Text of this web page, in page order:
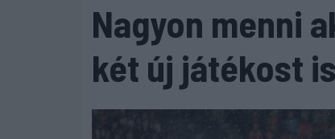
Nagyon menni
két új játékost